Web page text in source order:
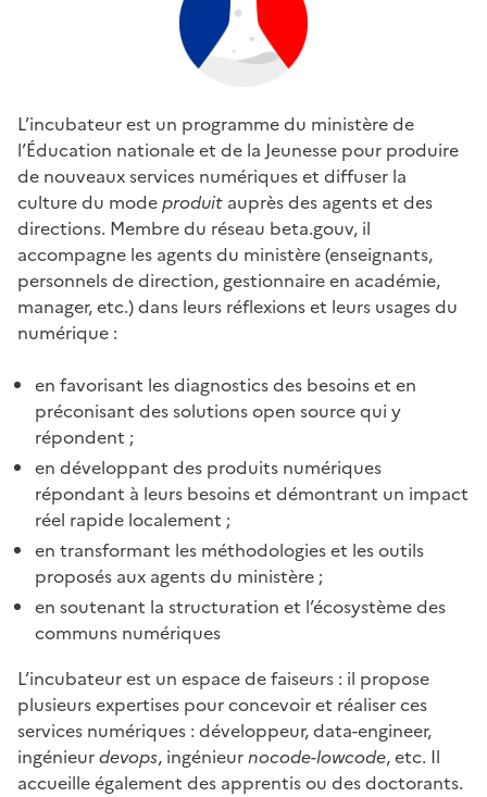
L’incubateur est un programme du ministère de
l’Éducation nationale et de la Jeunesse pour produire
de nouveaux services numériques et diffuser la
culture du modeproduit auprès des agents et des
directions. Membre du réseau beta.gouv, il
accompagne les agents du ministère (enseignants,
personnels de direction, gestionnaire en académie,
manager, etc.) dans leurs réflexions et leurs usages du
numérique :
en favorisant les diagnostics des besoins et en
préconisant des solutions open source qui y
répondent ;
en développant des produits numériques
répondant à leurs besoins et démontrant un impact
réel rapide localement ;
en transformant les méthodologies et les outils
proposés aux agents du ministère ;
en soutenant la structuration et l’écosystème des
communs numériques
L’incubateur est un espace de faiseurs : il propose
plusieurs expertises pour concevoir et réaliser ces
services numériques : développeur, data-engineer,
ingénieurdevops, ingénieurnocode-lowcode, etc. Il
accueille également des apprentis ou des doctorants.